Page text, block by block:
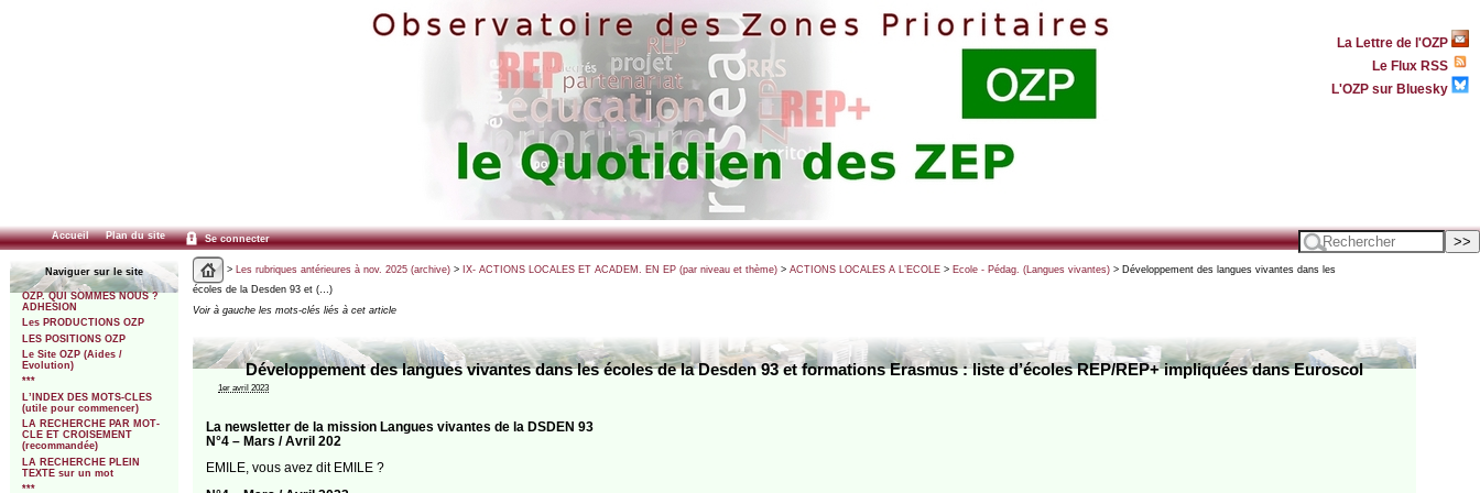
La Lettre de l'OZP
Le Flux RSS
L'OZP sur Bluesky
Accueil Plan du site Se connecter
Naviguer sur le site
OZP. QUI SOMMES NOUS ?
ADHESION
Les PRODUCTIONS OZP
LES POSITIONS OZP
Le Site OZP (Aides /
Evolution)
***
L’INDEX DES MOTS-CLES
(utile pour commencer)
LA RECHERCHE PAR MOT-
CLE ET CROISEMENT
(recommandée)
LA RECHERCHE PLEIN
TEXTE sur un mot
***
> Les rubriques antérieures à nov. 2025 (archive)> IX- ACTIONS LOCALES ET ACADEM. EN EP (par niveau et thème)> ACTIONS LOCALES A L’ECOLE> Ecole - Pédag. (Langues vivantes)> Développement des langues vivantes dans les
écoles de la Desden 93 et (…)
Voir à gauche les mots-clés liés à cet article
Développement des langues vivantes dans les écoles de la Desden 93 et formations Erasmus : liste d’écoles REP/REP+ impliquées dans Euroscol
1er avril 2023
La newsletter de la mission Langues vivantes de la DSDEN 93
N°4 – Mars / Avril 202
EMILE, vous avez dit EMILE ?